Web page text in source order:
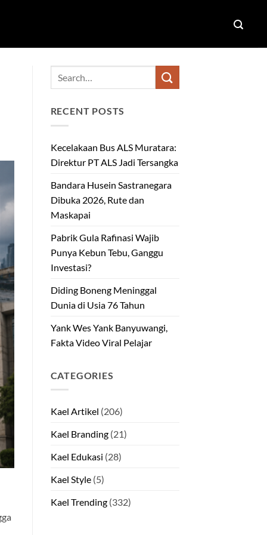
RECENT POSTS
Kecelakaan Bus ALS Muratara:
Direktur PT ALS Jadi Tersangka
Bandara Husein Sastranegara
Dibuka 2026, Rute dan
Maskapai
Pabrik Gula Rafinasi Wajib
Punya Kebun Tebu, Ganggu
Investasi?
Diding Boneng Meninggal
Dunia di Usia 76 Tahun
Yank Wes Yank Banyuwangi,
Fakta Video Viral Pelajar
CATEGORIES
Kael Artikel (206)
Kael Branding(21)
Kael Edukasi (28)
Kael Style(5)
Kael Trending(332)